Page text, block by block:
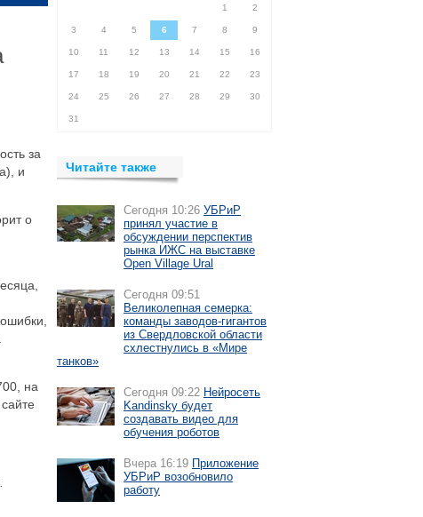
за
и
о
на
1
2
3 4 5 6 7 8 9
10 11 12 13 14 15 16
17 18 19 20 21 22 23
24 25 26 27 28 29 30
31
Читайте также
Сегодня 10:26 УБРиР
принял участие в
обсуждении перспектив
рынка ИЖС на выставке
Open Village Ural
Сегодня 09:51
Великолепная семерка:
команды заводов-гигантов
из Свердловской области
схлестнулись в «Мире
танков»
Сегодня 09:22 Нейросеть
Kandinsky будет
создавать видео для
обучения роботов
Вчера 16:19 Приложение
УБРиР возобновило
работу